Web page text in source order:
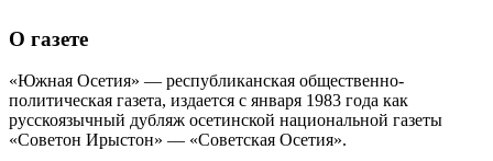
О газете
«Южная Осетия» — республиканская общественно-
политическая газета, издается с января 1983 года как
русскоязычный дубляж осетинской национальной газеты
«Советон Ирыстон» — «Советская Осетия».